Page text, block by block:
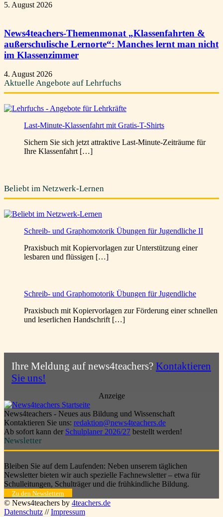
5. August 2026
News4teachers-Themenmonat „Klassenfahrten &
außerschulische Lernorte“: Manches lernt man nicht
im Klassenzimmer
4. August 2026
Aktuelle Angebote auf Lehrfuchs
Last-Minute-Klassenfahrt mit Gratis-T-Shirts
Sichern Sie sich jetzt attraktive Last-Minute-Zeiträume für
Ihre Klassenfahrt […]
Beliebt im Netzwerk-Lernen
Schreib- und Graphomotorik Übungen für Jugendliche II
Praxisbuch mit Kopiervorlagen zur Unterstützung einer
lesbaren und flüssigen […]
Schreib- und Graphomotorik Übungen für Jugendliche
Praxisbuch mit Kopiervorlagen zur Förderung einer schnellen
und leserlichen Handschrift […]
Ihre Meldung auf news4teachers? Kontaktieren
Sie uns!
Anzeige
News4teachers - Neues aus Bildung und Wissenschaft
Kontaktieren Sie uns: redaktion@news4teachers.de
Ab sofort kann der Schulplaner 2026/27 bestellt werden!
Newsletter
Bleiben Sie auf dem Laufenden: Neben unserem täglichen
Newsletter bieten wir auch spezielle Fachnewsletter – etwa für
Schulleitungen, Schulträger und die frühkindliche Bildung.
Zu den Newslettern
© News4teachers by 4teachers.de
Datenschutz //Impressum